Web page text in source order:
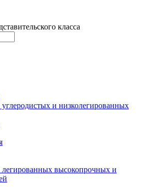
класса
и низколегированных
высокопрочных и